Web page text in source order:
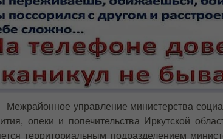
Межрайонное управление министерства
опеки и попечительства Иркутской
территориальным подразделением